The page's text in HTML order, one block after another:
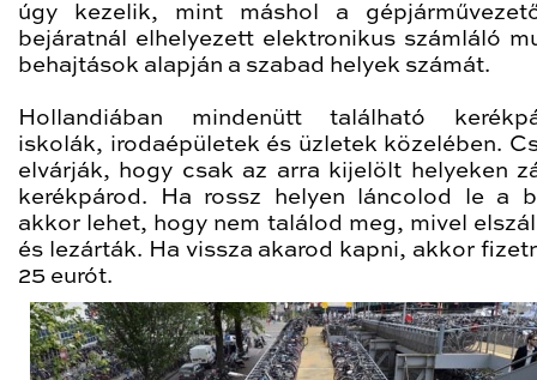
úgy kezelik, mint máshol a
bejáratnál elhelyezett elektronikus számláló
behajtások alapján a szabad helyek számát.
Hollandiában mindenütt található
iskolák, irodaépületek és üzletek közelében.
elvárják, hogy csak az arra kijelölt helyeken
kerékpárod. Ha rossz helyen láncolod le a
akkor lehet, hogy nem találod meg, mivel
és lezárták. Ha vissza akarod kapni, akkor
25 eurót.